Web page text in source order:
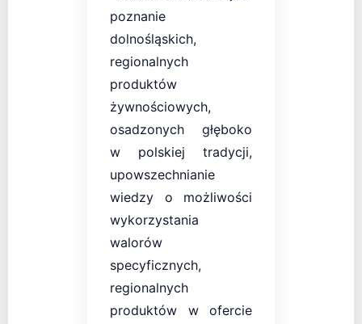
poznanie
dolnośląskich,
regionalnych
produktów
żywnościowych,
osadzonych głęboko
w polskiej tradycji,
upowszechnianie
wiedzy o możliwości
wykorzystania
walorów
specyficznych,
regionalnych
produktów w ofercie